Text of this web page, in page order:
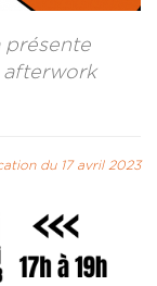
présente
afterwork
du 17 avril 2023